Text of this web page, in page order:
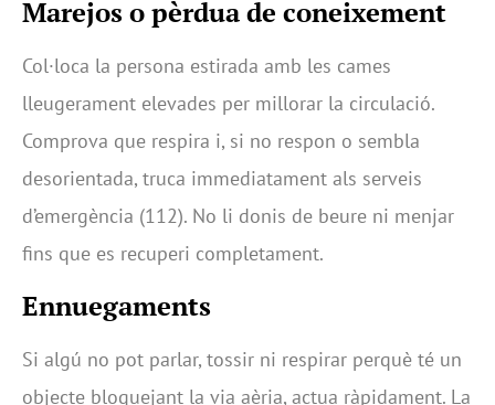
Marejos o pèrdua de coneixement
Col·loca la persona estirada amb les cames
lleugerament elevades per millorar la circulació.
Comprova que respira i, si no respon o sembla
desorientada, truca immediatament als serveis
d’emergència (112). No li donis de beure ni menjar
fins que es recuperi completament.
Ennuegaments
Si algú no pot parlar, tossir ni respirar perquè té un
objecte bloquejant la via aèria, actua ràpidament. La